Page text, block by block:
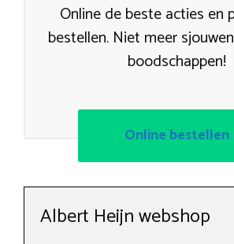
Online de beste acties en
bestellen. Niet meer
boodschappen!
Online bestellen
Albert Heijn webshop